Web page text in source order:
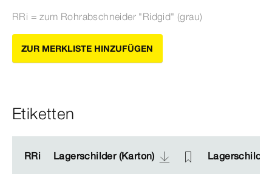
RRi = zum Rohrabschneider "Ridgid" (grau)
ZUR MERKLISTE HINZUFÜGEN
Etiketten
RRi Lagerschilder (Karton)
RRi Lagerschilder (Karton)